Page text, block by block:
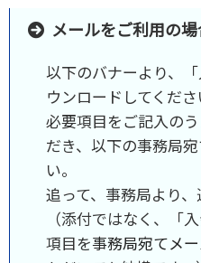
メールをご利用の場
以下のバナーより、
ウンロードしてくださ
必要項目をご記入の
だき、以下の事務局
い。
追って、事務局より、
（添付ではなく、「
項目を事務局宛てメ